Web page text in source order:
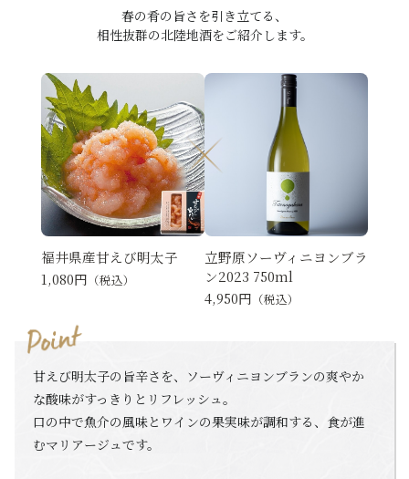
春の肴の旨さを引き立てる、
相性抜群の北陸地酒をご紹介します。
福井県産甘えび明太子
1,080円 （税込）
立野原ソーヴィニヨンブラ
ン2023 750ml
4,950円 （税込）
甘えび明太子の旨辛さを、ソーヴィニヨンブランの爽やか
な酸味がすっきりとリフレッシュ。
口の中で魚介の風味とワインの果実味が調和する、食が進
むマリアージュです。